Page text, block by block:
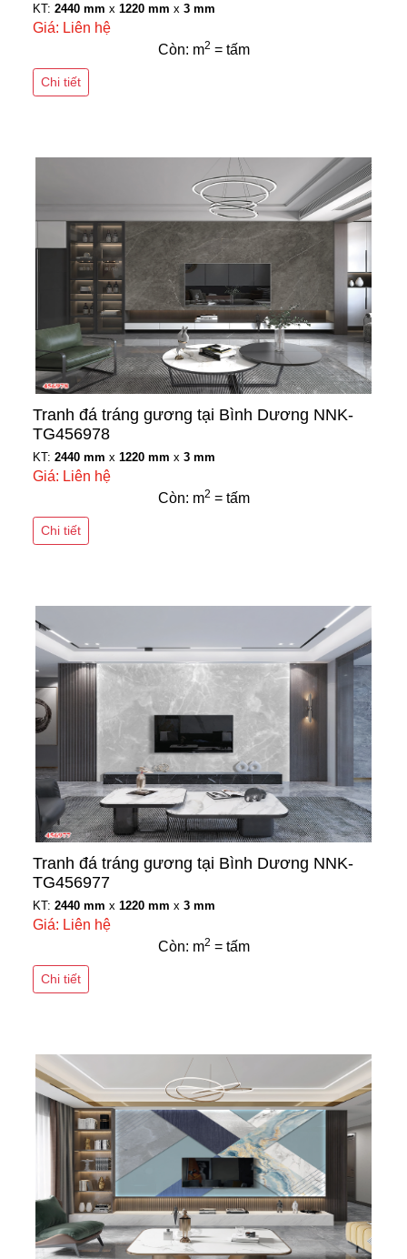
KT: 2440 mm x 1220 mm x 3 mm
Giá: Liên hệ
Còn: m2 = tấm
Chi tiết
Tranh đá tráng gương tại Bình Dương NNK-
TG456978
KT: 2440 mm x 1220 mm x 3 mm
Giá: Liên hệ
Còn: m2 = tấm
Chi tiết
Tranh đá tráng gương tại Bình Dương NNK-
TG456977
KT: 2440 mm x 1220 mm x 3 mm
Giá: Liên hệ
Còn: m2 = tấm
Chi tiết